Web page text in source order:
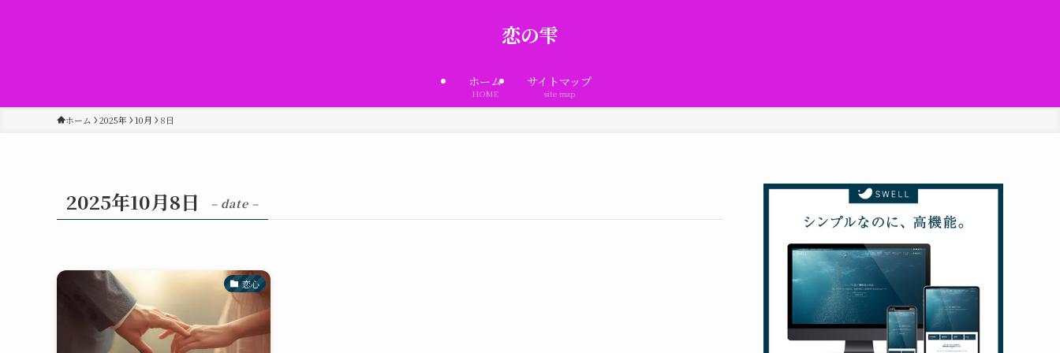
恋の雫
ホーム
HOME
サイトマップ
site map
ホーム 2025年 10月 8日
2025年10月8日 – date –
恋心